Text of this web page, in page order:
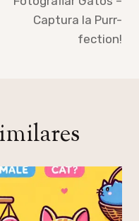
Captura la Purr-
fection!